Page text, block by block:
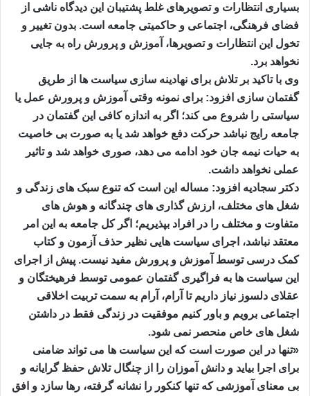
بسیاری انتظارات و تصویرهای غلط پشتیبان این دیدگاه ناشی از
فضای فرهنگی، اجتماعی و حاکمیتی جامعه است. بدون تغییر و
تخول این انتظارات و تصویرها، آموزش و پرورش راه به جایی
نخواهد برد.
وی با تاکید بر تلاش برای نهادینه سازی سیاست ها از طریق
گفتمان سازی افزود: برای نمونه وقتی آموزش و پرورش عمل یا
سیاستی را شروع می کند؛ اگر به اندازه کافی این گفتمان در
جامعه رایج نباشد حرکت دفع خواهد شد یا به صورت بی خاصیت
به حیات نیمه جان خود ادامه می دهد، صوری خواهد شد و تاثیر
عملی نخواهد داشت.
دکتر سجادیه افزود: مساله این است که تنوع سبک های زندگی و
شغل های مختلف، ارزش گذاری های چندگانه و هوش های
متفاوت و مختلف را در افراد بپذیریم؛ اگر کل جامعه به این امر
معتقد نباشد، اجرای سیاست هایی نظیر حذف آزمون و کتاب
کمک درسی توسط آموزش و پرورش مفید نیست. پیش از اجرای
این سیاست ها به فراگیری گفتمان عمومی توسط فرهیختگان و
عقلای دلسوز نیاز داریم تا آرام، آرام به سمت تربیت اخلاقی
اجتماعی برویم و باور کنیم موفقیت در زندگی فقط در داشتن
شغل های خاص منحصر نمی شود.
«تنها در این صورت است که این سیاست ها می تواند ضامنی
برای اجرا بیاید و دانش آموزان را از چنگال تلاش حفظ گرایانه و
بی معنای آموزشی که تنها کنکور را نشانه گرفته، رها سازد و افق